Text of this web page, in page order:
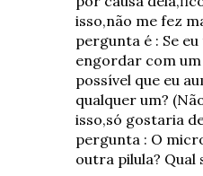
isso,não me fez
pergunta é : Se
engordar com
possível que eu
qualquer um?
isso,só gostaria
pergunta : O
outra pilula? Qual